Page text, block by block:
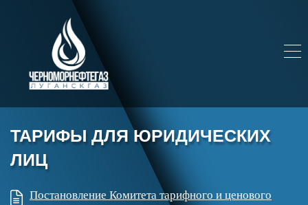
ТАРИФЫ ДЛЯ ЮРИДИЧЕСКИХ
ЛИЦ
Постановление Комитета тарифного и ценового